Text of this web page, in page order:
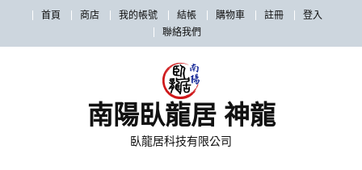
首頁 商店 我的帳號 結帳 購物車 註冊
登入
聯絡我們
南陽臥龍居 神龍
臥龍居科技有限公司